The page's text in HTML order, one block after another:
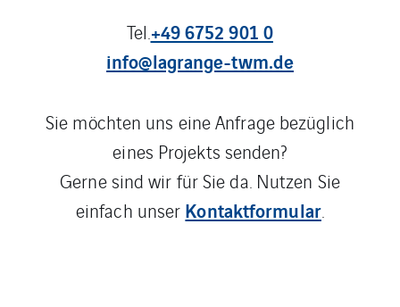
Tel. +49 6752 901 0
info@lagrange-twm.de
Sie möchten uns eine Anfrage bezüglich
eines Projekts senden?
Gerne sind wir für Sie da. Nutzen Sie
einfach unser Kontaktformular.